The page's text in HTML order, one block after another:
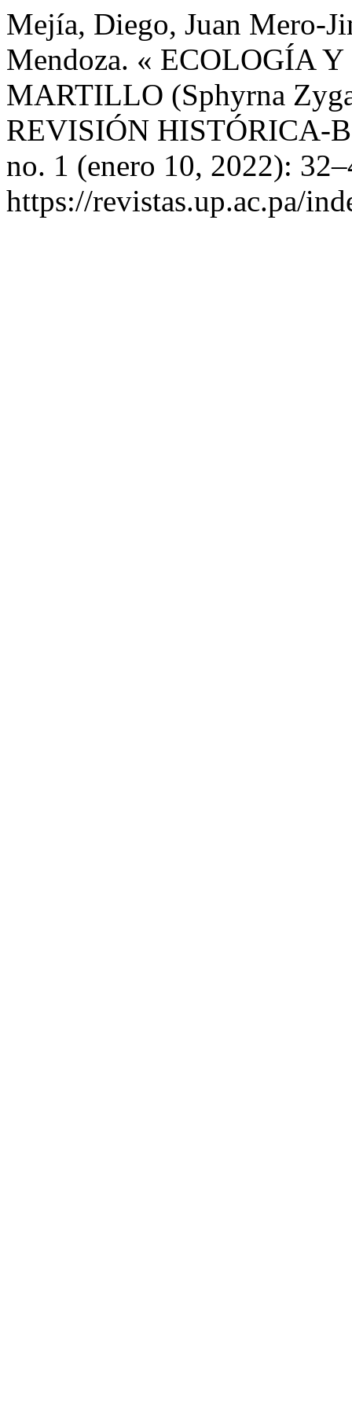
Mejía, Diego, Juan Mero-
Mendoza. « ECOLOGÍA
MARTILLO (Sphyrna
REVISIÓN HISTÓRICA-
no. 1 (enero 10, 2022):
https://revistas.up.ac.pa/